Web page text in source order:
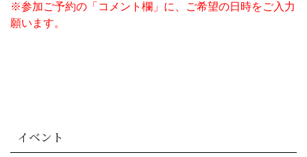
※参加ご予約の「コメント欄」に、ご希望の日時をご入力
願います。
イベント